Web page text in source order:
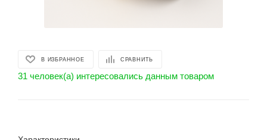
В ИЗБРАННОЕ СРАВНИТЬ
31 человек(а) интересовались данным товаром